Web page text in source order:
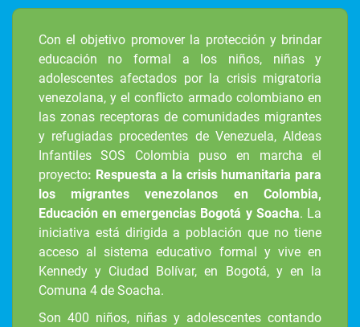
Con el objetivo promover la protección y brindar
educación no formal a los niños, niñas y
adolescentes afectados por la crisis migratoria
venezolana, y el conflicto armado colombiano en
las zonas receptoras de comunidades migrantes
y refugiadas procedentes de Venezuela, Aldeas
Infantiles SOS Colombia puso en marcha el
proyecto: Respuesta a la crisis humanitaria para
los migrantes venezolanos en Colombia,
Educación en emergencias Bogotá y Soacha. La
iniciativa está dirigida a población que no tiene
acceso al sistema educativo formal y vive en
Kennedy y Ciudad Bolívar, en Bogotá, y en la
Comuna 4 de Soacha.
Son 400 niños, niñas y adolescentes contando